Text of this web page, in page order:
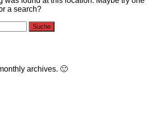
a search?
archives. 🙂